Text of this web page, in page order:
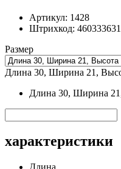
Артикул: 1428
Штрихкод:
Размер
Длина 30, Ширина 21,
Длина 30, Ширина
характеристики